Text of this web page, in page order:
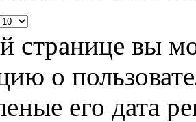
странице вы
о
его дата